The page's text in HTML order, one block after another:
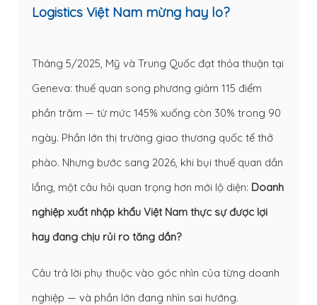
Logistics Việt Nam mừng hay lo?
Tháng 5/2025, Mỹ và Trung Quốc đạt thỏa thuận tại
Geneva: thuế quan song phương giảm 115 điểm
phần trăm — từ mức 145% xuống còn 30% trong 90
ngày. Phần lớn thị trường giao thương quốc tế thở
phào. Nhưng bước sang 2026, khi bụi thuế quan dần
lắng, một câu hỏi quan trọng hơn mới lộ diện: Doanh
nghiệp xuất nhập khẩu Việt Nam thực sự được lợi
hay đang chịu rủi ro tăng dần?
Câu trả lời phụ thuộc vào góc nhìn của từng doanh
nghiệp — và phần lớn đang nhìn sai hướng.